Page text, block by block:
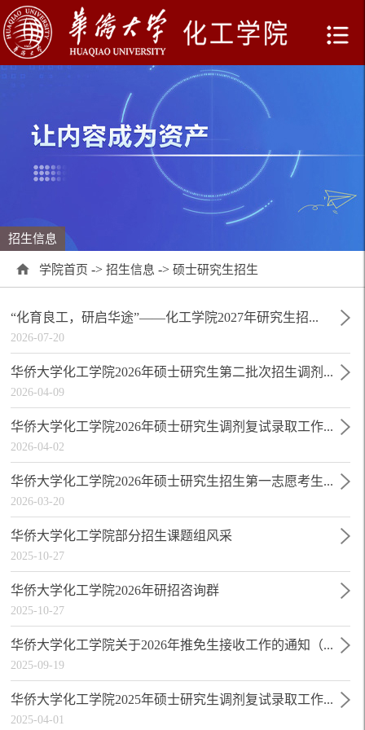
招生信息
学院首页 -> 招生信息 -> 硕士研究生招生
“化育良工，研启华途”——化工学院2027年研究生招...
2026-07-20
华侨大学化工学院2026年硕士研究生第二批次招生调剂...
2026-04-09
华侨大学化工学院2026年硕士研究生调剂复试录取工作...
2026-04-02
华侨大学化工学院2026年硕士研究生招生第一志愿考生...
2026-03-20
华侨大学化工学院部分招生课题组风采
2025-10-27
华侨大学化工学院2026年研招咨询群
2025-10-27
华侨大学化工学院关于2026年推免生接收工作的通知（...
2025-09-19
华侨大学化工学院2025年硕士研究生调剂复试录取工作...
2025-04-01